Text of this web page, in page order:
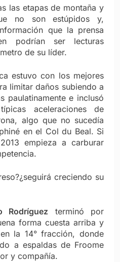
las etapas de montaña y
no son estúpidos y,
que la prensa
podrían ser lecturas
de su líder.
estuvo con los mejores
limitar daños subiendo a
paulatinamente e inclusó
aceleraciones de
algo que no sucedía
en el Col du Beal. Si
empieza a carburar
creciendo su
Rodríguez terminó por
forma cuesta arriba y
la 14° fracción, donde
a espaldas de Froome
y compañía.